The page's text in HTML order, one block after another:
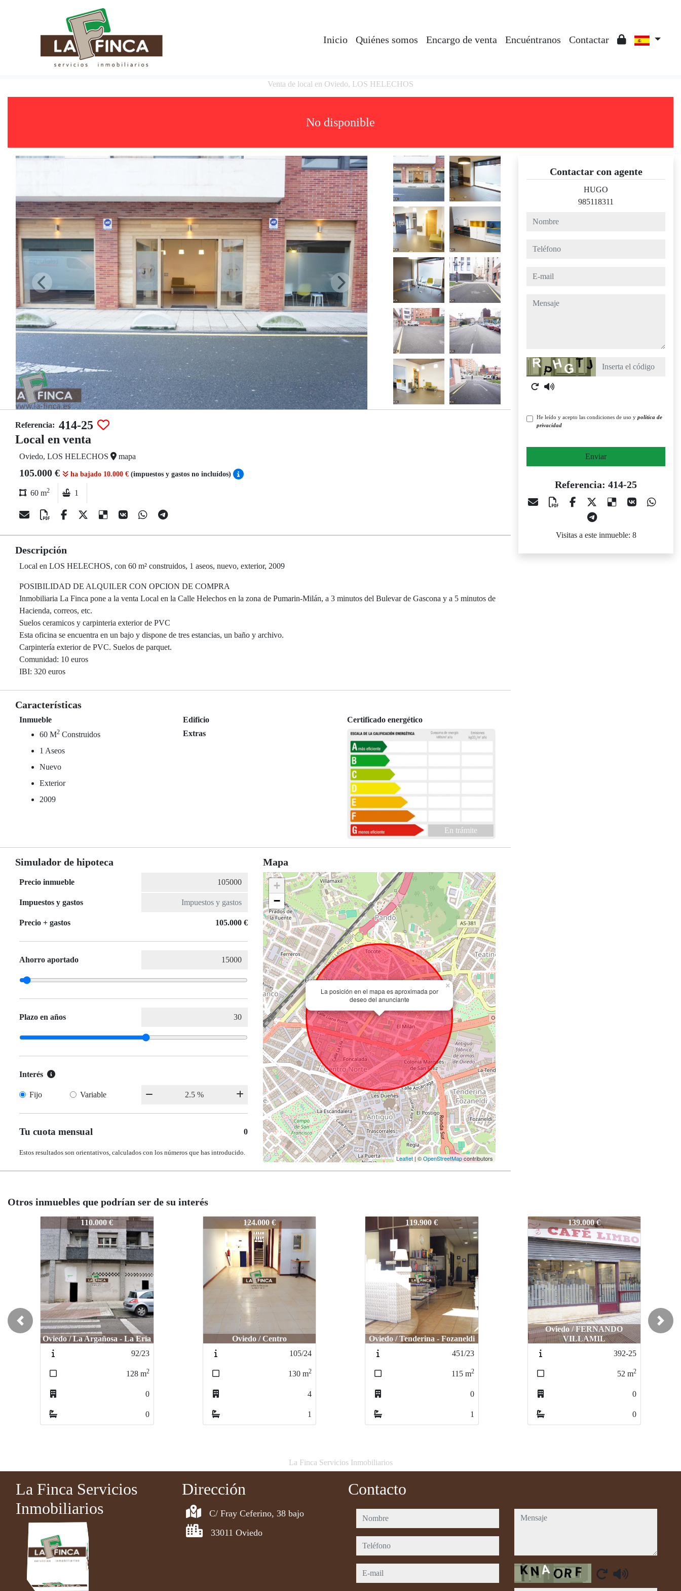
Inicio Quiénes somos Encargo de venta Encuéntranos Contactar
Venta de local en Oviedo, LOS HELECHOS
No disponible
Referencia: 414-25
Local en venta
Oviedo, LOS HELECHOS mapa
105.000 € ha bajado 10.000 € (impuestos y gastos no incluídos)
60 m2 1
Descripción
Local en LOS HELECHOS, con 60 m² construidos, 1 aseos, nuevo, exterior, 2009
POSIBILIDAD DE ALQUILER CON OPCION DE COMPRA
Inmobiliaria La Finca pone a la venta Local en la Calle Helechos en la zona de Pumarin-Milán, a 3 minutos del Bulevar de Gascona y a 5 minutos de
Hacienda, correos, etc.
Suelos ceramicos y carpinteria exterior de PVC
Esta oficina se encuentra en un bajo y dispone de tres estancias, un baño y archivo.
Carpintería exterior de PVC. Suelos de parquet.
Comunidad: 10 euros
IBI: 320 euros
Características
Inmueble
60 M2 Construidos
1 Aseos
Nuevo
Exterior
2009
Edificio
Extras
Certificado energético
En trámite
Simulador de hipoteca
Precio inmueble
Impuestos y gastos
Precio + gastos 105.000 €
Ahorro aportado
Plazo en años
Interés
Fijo Variable
Tu cuota mensual 0
Estos resultados son orientativos, calculados con los números que has introducido.
Mapa
La posición en el mapa es aproximada por
deseo del anunciante
×
+
−
Leaflet | ©OpenStreetMapcontributors
Contactar con agente
HUGO
985118311
nombre
teléfono
e-mail
mensaje
Captcha
He leído y acepto las condiciones de uso y política de
privacidad
Enviar
Referencia: 414-25
Visitas a este inmueble: 8
Otros inmuebles que podrían ser de su interés
414-25
124.000 €
Oviedo / Centro
105/24
130 m2
4
1
414-25 119.900 €
Oviedo / Tenderina - Fozaneldi
451/23
115m2
0
1
139.000 €
Oviedo / FERNANDO
VILLAMIL
392-25
52 m2
0
0
414-25 65.000 €
Langreo / Langreo
891
240m2
0
0
Previous Next
La Finca Servicios Inmobiliarios
La Finca Servicios
Inmobiliarios
Dirección
C/ Fray Ceferino, 38 bajo
33011 Oviedo
Contacto
nombre
teléfono
e-mail
mensaje
Captcha